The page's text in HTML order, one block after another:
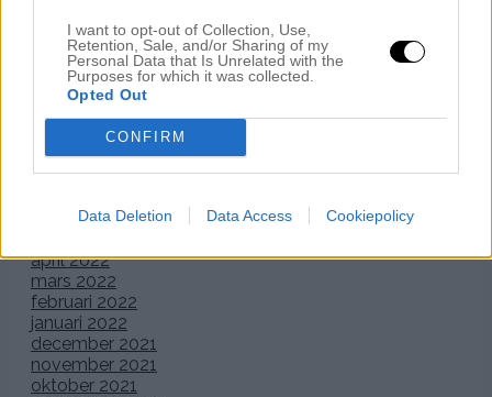
I want to opt-out of Collection, Use,
Retention, Sale, and/or Sharing of my
Personal Data that Is Unrelated with the
Purposes for which it was collected.
Opted Out
CONFIRM
Data Deletion Data Access Cookiepolicy
mars 2023
februari 2023
januari 2023
december 2022
november 2022
oktober 2022
september 2022
augusti 2022
juni 2022
april 2022
mars 2022
februari 2022
januari 2022
december 2021
november 2021
oktober 2021